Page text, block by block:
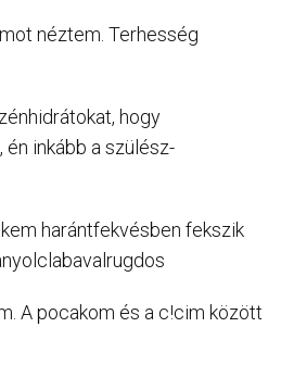
néztem. Terhesség
hogy
inkább a szülész-
harántfekvésben fekszik
A pocakom és a c!cim között